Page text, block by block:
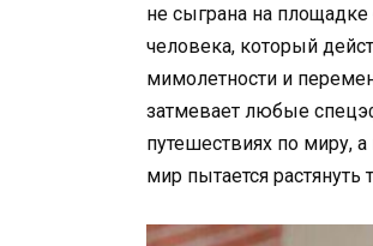
не сыграна на площадке
человека, который
мимолетности и
затмевает любые
путешествиях по миру,
мир пытается растянуть